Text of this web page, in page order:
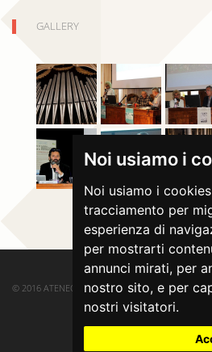
Noi usiamo i
Noi usiamo i
tracciamento per
esperienza di
per mostrarti
annunci mirati, per
nostro sito, e per
nostri visitatori.
GALLERY
© 2016 ATENEO DI SALÒ. ALL RIGHTS RESERVED.